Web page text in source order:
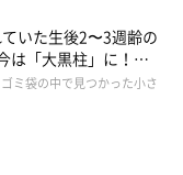
いた生後2〜3週齢の
は「大黒柱」に！
た姿にグッとくる
ミ袋の中で見つかった小さ